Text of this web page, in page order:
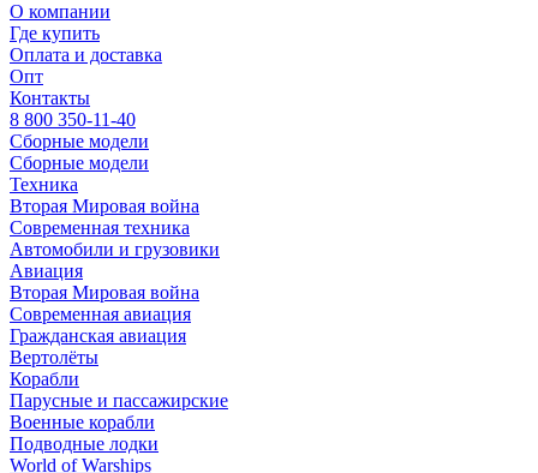
О компании
Где купить
Оплата и доставка
Опт
Контакты
8 800 350-11-40
Сборные модели
Сборные модели
Техника
Вторая Мировая война
Современная техника
Автомобили и грузовики
Авиация
Вторая Мировая война
Современная авиация
Гражданская авиация
Вертолёты
Корабли
Парусные и пассажирские
Военные корабли
Подводные лодки
World of Warships